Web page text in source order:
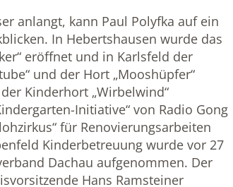
anlangt, kann Paul Polyfka auf ein
In Hebertshausen wurde das
eröffnet und in Karlsfeld der
und der Hort „Mooshüpfer“
Kinderhort „Wirbelwind“
Initiative“ von Radio Gong
für Renovierungsarbeiten
Kinderbetreuung wurde vor 27
Dachau aufgenommen. Der
Hans Ramsteiner